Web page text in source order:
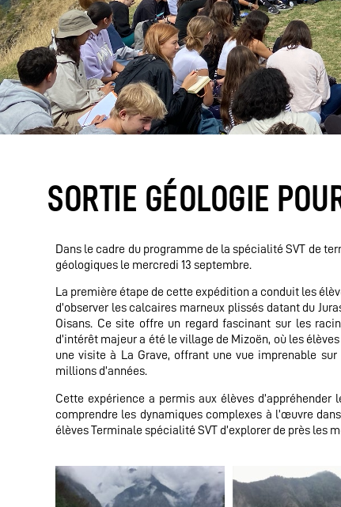
SORTIE GÉOLOGIE
Dans le cadre du programme de la spécialité SVT de
géologiques le mercredi 13 septembre.
La première étape de cette expédition a conduit les
d’observer les calcaires marneux plissés datant du
Oisans. Ce site offre un regard fascinant sur les
d’intérêt majeur a été le village de Mizoën, où les
une visite à La Grave, offrant une vue imprenable
millions d’années.
Cette expérience a permis aux élèves
comprendre les dynamiques complexes à l’œuvre
élèves Terminale spécialité SVT d’explorer de près les